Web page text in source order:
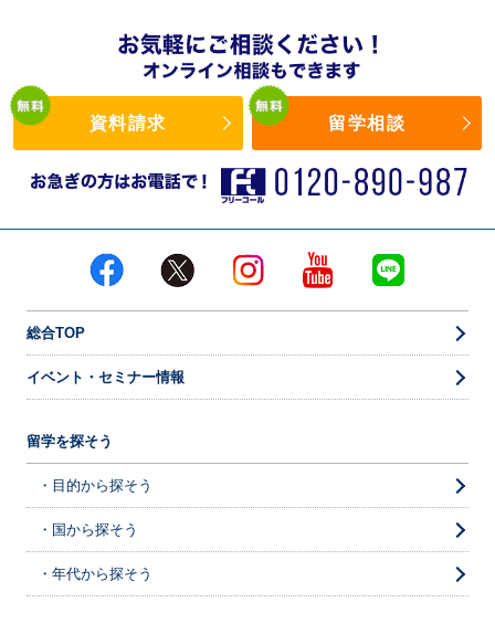
資料請求 留学相談
総合TOP
イベント・セミナー情報
留学を探そう
・目的から探そう
・国から探そう
・年代から探そう